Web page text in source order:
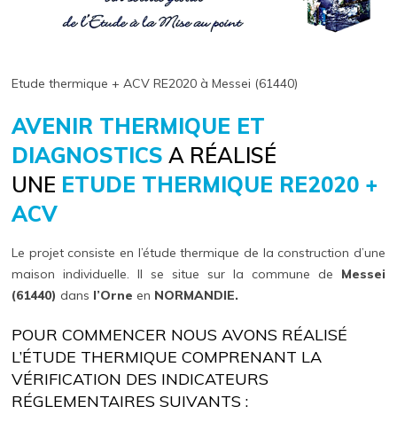
Etude thermique + ACV RE2020 à Messei (61440)
AVENIR THERMIQUE ET
DIAGNOSTICS A RÉALISÉ
UNE ETUDE THERMIQUE RE2020 +
ACV
Le projet consiste en l’étude thermique de la construction d’une
maison individuelle. Il se situe sur la commune de Messei
(61440) dans l’Orneen NORMANDIE.
POUR COMMENCER NOUS AVONS RÉALISÉ
L’ÉTUDE THERMIQUE COMPRENANT LA
VÉRIFICATION DES INDICATEURS
RÉGLEMENTAIRES SUIVANTS :